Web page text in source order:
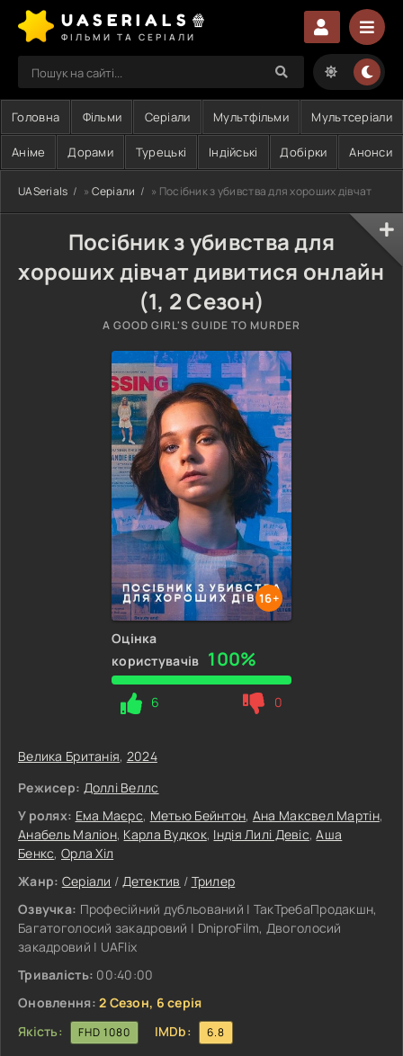
UASERIALS🍿
ФІЛЬМИ ТА СЕРІАЛИ
Головна Фільми Серіали Мультфільми Мультсеріали
Аніме Дорами Турецькі Індійські Добірки Анонси
UASerials » Серіали » Посібник з убивства для хороших дівчат
Посібник з убивства для
хороших дівчат дивитися онлайн
(1, 2 Сезон)
A GOOD GIRL'S GUIDE TO MURDER
16+
Оцінка
користувачів 100%
6 0
Велика Британія, 2024
Режисер: Доллі Веллс
У ролях: Ема Маєрс, Метью Бейнтон, Ана Максвел Мартін,
Анабель Маліон, Карла Вудкок, Індія Лилі Девіс,Аша
Бенкс, Орла Хіл
Жанр: Серіали / Детектив / Трилер
Озвучка: Професійний дубльований | ТакТребаПродакшн,
Багатоголосий закадровий | DniproFilm, Двоголосий
закадровий | UAFlix
Тривалість: 00:40:00
Оновлення: 2 Сезон, 6 серія
Якість:
FHD 1080 IMDb: 6.8